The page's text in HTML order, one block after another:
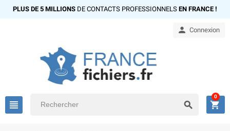
PLUS DE 5 MILLIONS DE CONTACTS PROFESSIONNELS EN FRANCE !
 Connexion
  
0